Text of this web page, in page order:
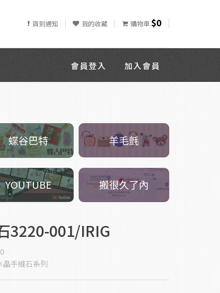
貨到通知 我的收藏 購物車$0
會員登入 加入會員
蝶谷巴特 羊毛氈
YOUTUBE 搬很久了內
3220-001/IRIG
晶手縫石系列